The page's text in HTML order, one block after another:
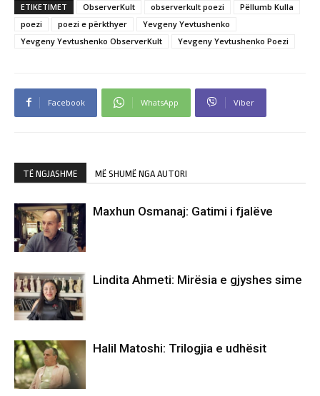
ETIKETIMET ObserverKult observerkult poezi
Pëllumb Kulla
poezi
poezi e përkthyer
Yevgeny Yevtushenko
Yevgeny Yevtushenko ObserverKult
Yevgeny Yevtushenko Poezi
Facebook WhatsApp Viber
TË NGJASHME MË SHUMË NGA AUTORI
Maxhun Osmanaj: Gatimi i fjalëve
Lindita Ahmeti: Mirësia e gjyshes sime
Halil Matoshi: Trilogjia e udhësit